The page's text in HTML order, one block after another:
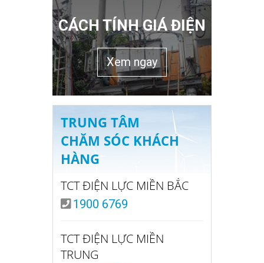
CÁCH TÍNH GIÁ ĐIỆN
Xem ngay
TRUNG TÂM
CHĂM SÓC KHÁCH
HÀNG
TCT ĐIỆN LỰC MIỀN BẮC
1900 6769
TCT ĐIỆN LỰC MIỀN
TRUNG